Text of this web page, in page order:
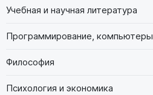
Учебная и научная литература
Программирование, компьютеры
Философия
Психология и экономика